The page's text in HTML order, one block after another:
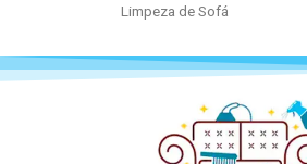
Limpeza de Sofá